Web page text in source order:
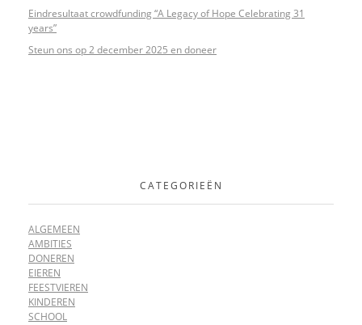
Eindresultaat crowdfunding “A Legacy of Hope Celebrating 31
years”
Steun ons op 2 december 2025 en doneer
CATEGORIEËN
ALGEMEEN
AMBITIES
DONEREN
EIEREN
FEESTVIEREN
KINDEREN
SCHOOL